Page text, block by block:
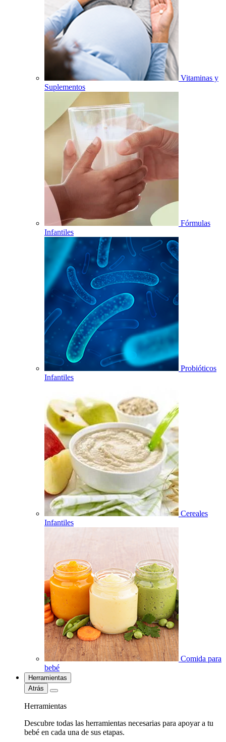
Vitaminas y
Suplementos
Fórmulas
Infantiles
Probióticos
Infantiles
Cereales
Infantiles
Comida para
bebé
Herramientas
Atrás
Herramientas
Descubre todas las herramientas necesarias para apoyar a tu
bebé en cada una de sus etapas.